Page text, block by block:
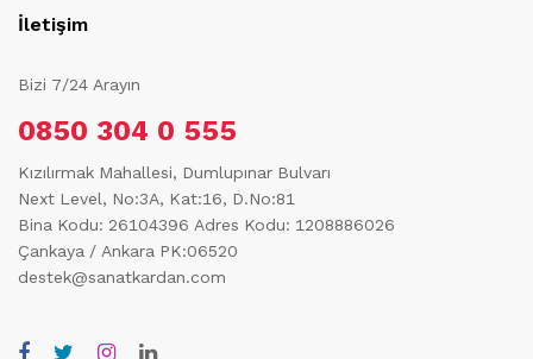
İletişim
Bizi 7/24 Arayın
0850 304 0 555
Kızılırmak Mahallesi, Dumlupınar Bulvarı
Next Level, No:3A, Kat:16, D.No:81
Bina Kodu: 26104396 Adres Kodu: 1208886026
Çankaya / Ankara PK:06520
destek@sanatkardan.com